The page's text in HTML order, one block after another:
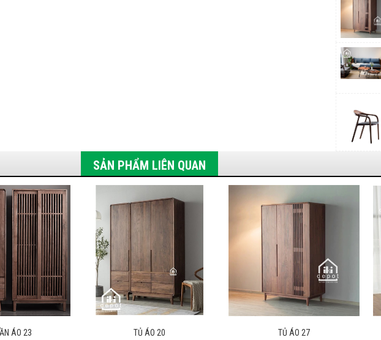
SẢN PHẨM LIÊN QUAN
20 TỦ ÁO 27 TỦ ÁO 10